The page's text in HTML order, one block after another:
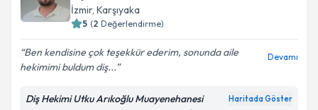
İzmir, Karşıyaka
5 (2 Değerlendirme)
Ben kendisine çok teşekkür ederim, sonunda aile
hekimimi buldum diş...
Devamı
Diş Hekimi Utku Arıkoğlu Muayenehanesi Haritada Göster